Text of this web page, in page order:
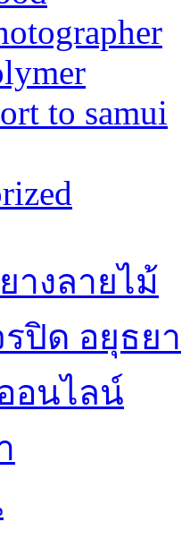
to samui
างลายไม้
ปิด อยุธยา
อนไลน์